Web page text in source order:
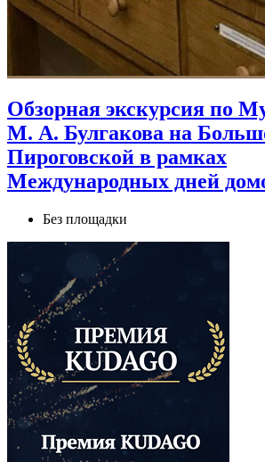
Обзорная экскурсия по
М. А. Булгакова на
Пироговской в рамках
Международных дней
Без площадки